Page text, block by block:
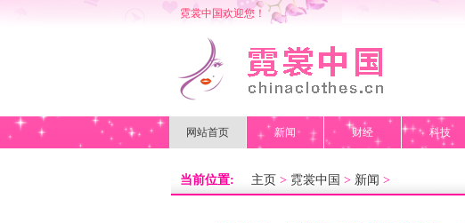
霓裳中国欢迎您！
网站首页 新闻 财经 科技
当前位置: 主页 > 霓裳中国 > 新闻 >